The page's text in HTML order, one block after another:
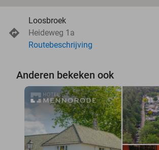
Loosbroek
Heideweg 1a
Routebeschrijving
Anderen bekeken ook